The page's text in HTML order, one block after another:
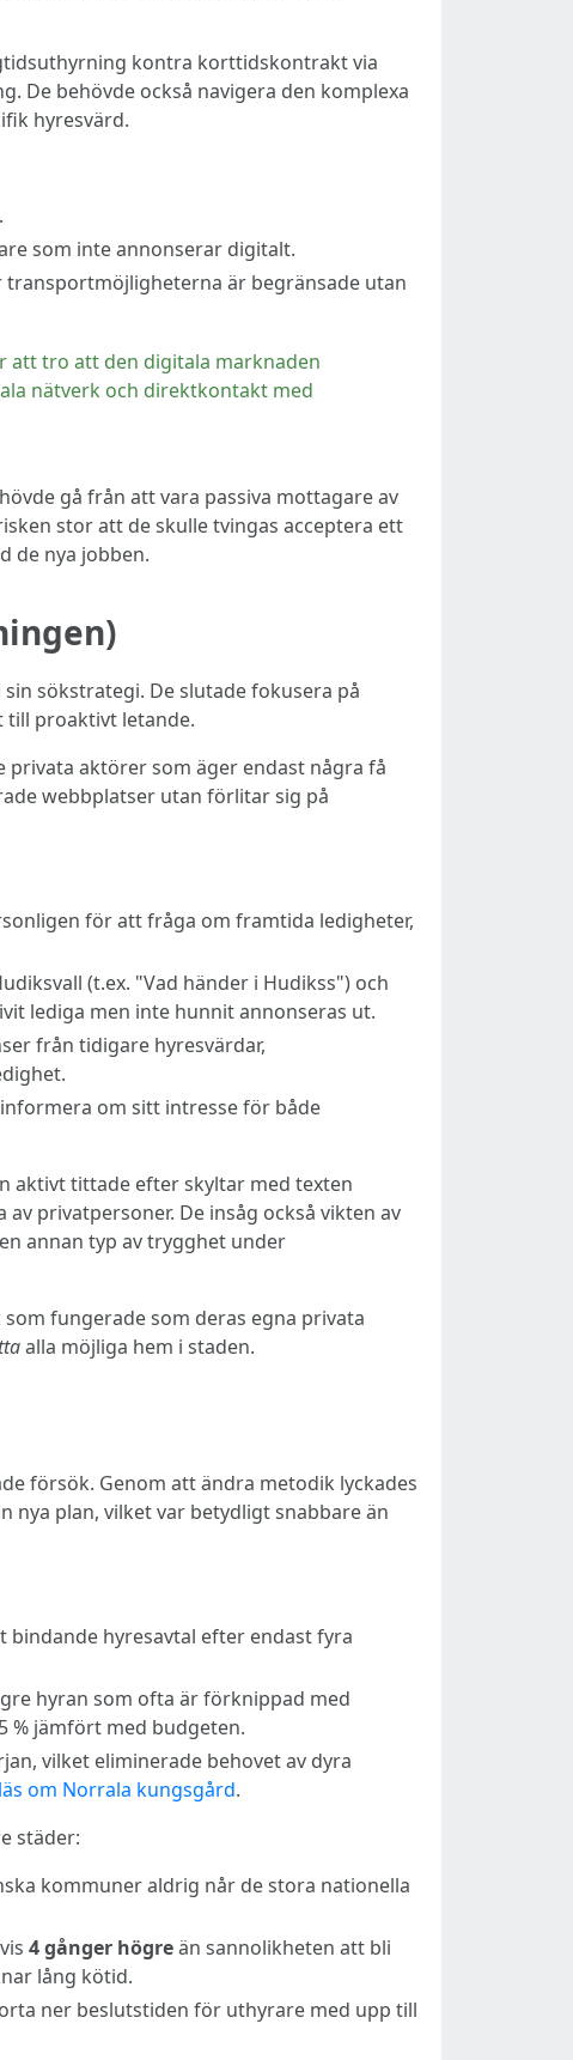
kontra korttidskontrakt via
De behövde också navigera den komplexa
hyresvärd.
som inte annonserar digitalt.
transportmöjligheterna är begränsade utan
att tro att den digitala marknaden
nätverk och direktkontakt med
gå från att vara passiva mottagare av
stor att de skulle tvingas acceptera ett
de nya jobben.
sökstrategi. De slutade fokusera på
till proaktivt letande.
aktörer som äger endast några få
webbplatser utan förlitar sig på
för att fråga om framtida ledigheter,
(t.ex. "Vad händer i Hudikss") och
lediga men inte hunnit annonseras ut.
från tidigare hyresvärdar,
om sitt intresse för både
aktivt tittade efter skyltar med texten
privatpersoner. De insåg också vikten av
annan typ av trygghet under
fungerade som deras egna privata
alla möjliga hem i staden.
försök. Genom att ändra metodik lyckades
nya plan, vilket var betydligt snabbare än
hyresavtal efter endast fyra
hyran som ofta är förknippad med
% jämfört med budgeten.
vilket eliminerade behovet av dyra
läs om Norrala kungsgård.
städer:
kommuner aldrig når de stora nationella
4 gånger högreän sannolikheten att bli
lång kötid.
ner beslutstiden för uthyrare med upp till